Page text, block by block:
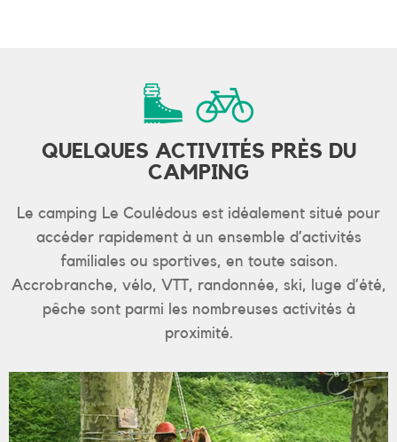
QUELQUES ACTIVITÉS PRÈS DU
CAMPING
Le camping Le Coulédous est idéalement situé pour
accéder rapidement à un ensemble d’activités
familiales ou sportives, en toute saison.
Accrobranche, vélo, VTT, randonnée, ski, luge d’été,
pêche sont parmi les nombreuses activités à
proximité.